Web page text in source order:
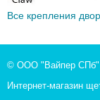
Все крепления
© ООО "Вайпер СПб"
Интернет-магазин